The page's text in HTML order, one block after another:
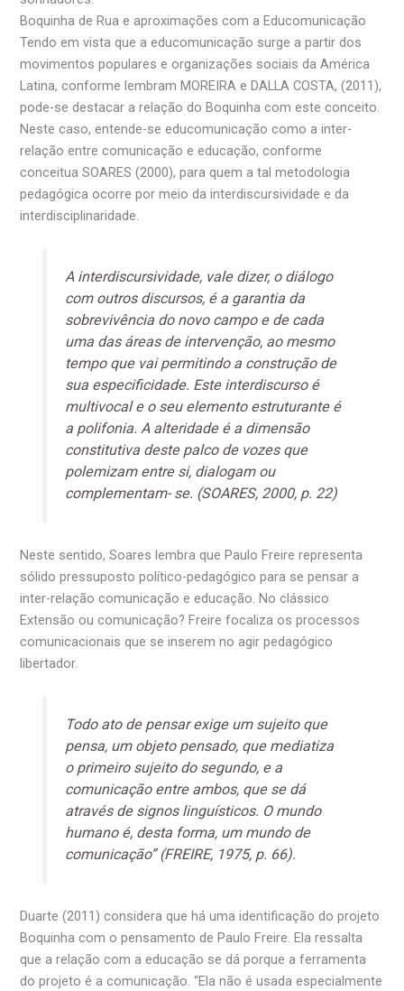
Boquinha de Rua e aproximações com a Educomunicação
Tendo em vista que a educomunicação surge a partir dos
movimentos populares e organizações sociais da América
Latina, conforme lembram MOREIRA e DALLA COSTA, (2011),
pode-se destacar a relação do Boquinha com este conceito.
Neste caso, entende-se educomunicação como a inter-
relação entre comunicação e educação, conforme
conceitua SOARES (2000), para quem a tal metodologia
pedagógica ocorre por meio da interdiscursividade e da
interdisciplinaridade.
A interdiscursividade, vale dizer, o diálogo
com outros discursos, é a garantia da
sobrevivência do novo campo e de cada
uma das áreas de intervenção, ao mesmo
tempo que vai permitindo a construção de
sua especificidade. Este interdiscurso é
multivocal e o seu elemento estruturante é
a polifonia. A alteridade é a dimensão
constitutiva deste palco de vozes que
polemizam entre si, dialogam ou
complementam- se. (SOARES, 2000, p. 22)
Neste sentido, Soares lembra que Paulo Freire representa
sólido pressuposto político-pedagógico para se pensar a
inter-relação comunicação e educação. No clássico
Extensão ou comunicação? Freire focaliza os processos
comunicacionais que se inserem no agir pedagógico
libertador.
Todo ato de pensar exige um sujeito que
pensa, um objeto pensado, que mediatiza
o primeiro sujeito do segundo, e a
comunicação entre ambos, que se dá
através de signos linguísticos. O mundo
humano é, desta forma, um mundo de
comunicação” (FREIRE, 1975, p. 66).
Duarte (2011) considera que há uma identificação do projeto
Boquinha com o pensamento de Paulo Freire. Ela ressalta
que a relação com a educação se dá porque a ferramenta
do projeto é a comunicação. “Ela não é usada especialmente